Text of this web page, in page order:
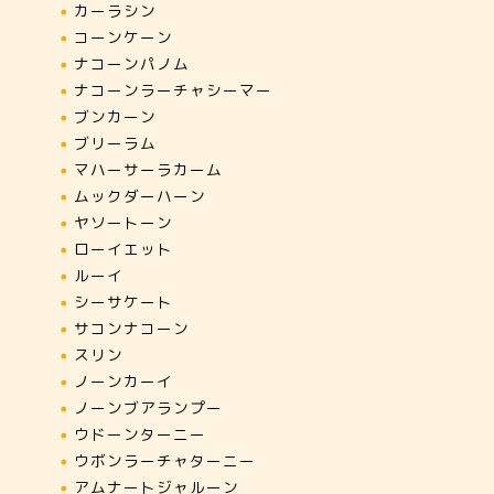
カーラシン
コーンケーン
ナコーンパノム
ナコーンラーチャシーマー
ブンカーン
ブリーラム
マハーサーラカーム
ムックダーハーン
ヤソートーン
ローイエット
ルーイ
シーサケート
サコンナコーン
スリン
ノーンカーイ
ノーンブアランプー
ウドーンターニー
ウボンラーチャターニー
アムナートジャルーン